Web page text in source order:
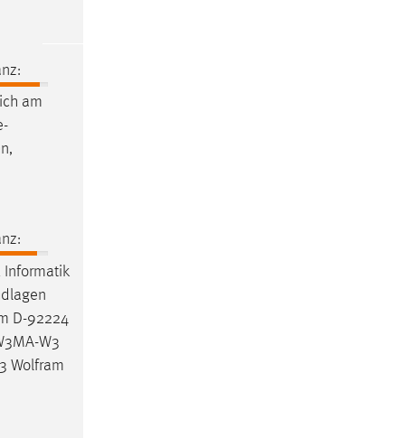
am
Informatik
D-92224
W3
Wolfram